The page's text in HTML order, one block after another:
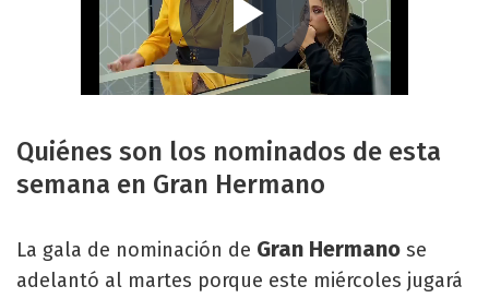
Quiénes son los nominados de esta
semana en Gran Hermano
La gala de nominación de Gran Hermano se
adelantó al martes porque este miércoles jugará